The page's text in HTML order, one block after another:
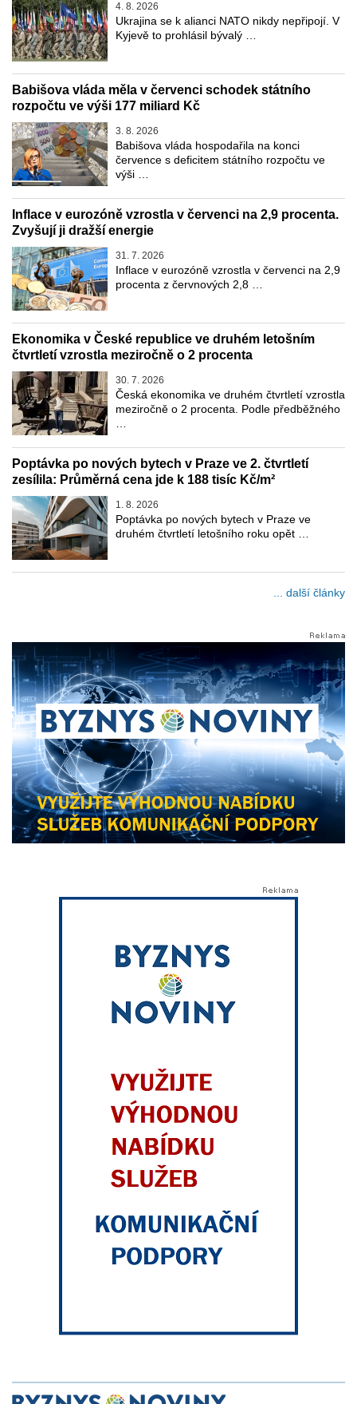
4. 8. 2026
Ukrajina se k alianci NATO nikdy nepřipojí. V
Kyjevě to prohlásil bývalý …
Babišova vláda měla v červenci schodek státního
rozpočtu ve výši 177 miliard Kč
3. 8. 2026
Babišova vláda hospodařila na konci
července s deficitem státního rozpočtu ve
výši …
Inflace v eurozóně vzrostla v červenci na 2,9 procenta.
Zvyšují ji dražší energie
31. 7. 2026
Inflace v eurozóně vzrostla v červenci na 2,9
procenta z červnových 2,8 …
Ekonomika v České republice ve druhém letošním
čtvrtletí vzrostla meziročně o 2 procenta
30. 7. 2026
Česká ekonomika ve druhém čtvrtletí vzrostla
meziročně o 2 procenta. Podle předběžného
Poptávka po nových bytech v Praze ve 2. čtvrtletí
zesílila: Průměrná cena jde k 188 tisíc Kč/m²
1. 8. 2026
Poptávka po nových bytech v Praze ve
druhém čtvrtletí letošního roku opět …
... další články